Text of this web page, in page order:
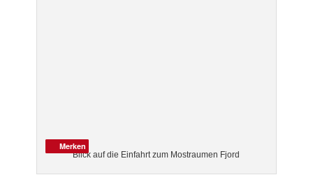
Blick auf die Einfahrt zum Mostraumen Fjord
Merken
Merken